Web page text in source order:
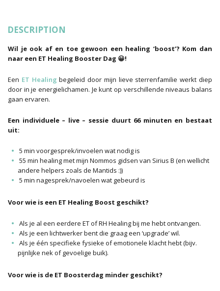
DESCRIPTION
Wil je ook af en toe gewoon een healing ‘boost’? Kom dan
naar een ET Healing Booster Dag 😀!
Een ET Healing begeleid door mijn lieve sterrenfamilie werkt diep
door in je energielichamen. Je kunt op verschillende niveaus balans
gaan ervaren.
Een individuele – live – sessie duurt 66 minuten en bestaat
uit:
5 min voorgesprek/invoelen wat nodig is
55 min healing met mijn Nommos gidsen van Sirius B (en wellicht
andere helpers zoals de Mantids :))
5 min nagesprek/navoelen wat gebeurd is
Voor wie is een ET Healing Boost geschikt?
Als je al een eerdere ET of RH Healing bij me hebt ontvangen.
Als je een lichtwerker bent die graag een ‘upgrade’ wil.
Als je één specifieke fysieke of emotionele klacht hebt (bijv.
pijnlijke nek of gevoelige buik).
Voor wie is de ET Boosterdag minder geschikt?